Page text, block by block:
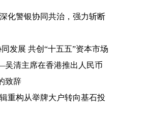
头条号
化警银协同共治，强力斩断
发展 共创“十五五”资本市场
清主席在香港推出人民币
致辞
重构从举牌大户转向基石投